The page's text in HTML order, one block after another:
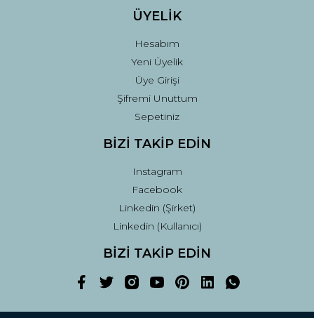
ÜYELİK
Hesabım
Yeni Üyelik
Üye Girişi
Şifremi Unuttum
Sepetiniz
BİZİ TAKİP EDİN
Instagram
Facebook
Linkedin (Şirket)
Linkedin (Kullanıcı)
BİZİ TAKİP EDİN